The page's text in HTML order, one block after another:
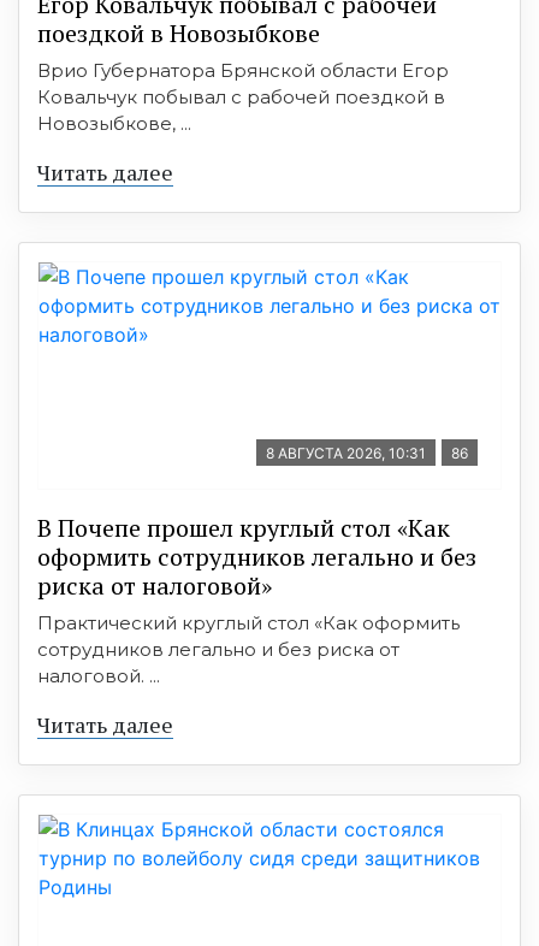
поездкой в Новозыбкове
Врио Губернатора Брянской области Егор
Ковальчук побывал с рабочей поездкой в
Новозыбкове, ...
Читать далее
8 АВГУСТА 2026, 10:31 86
В Почепе прошел круглый стол «Как
оформить сотрудников легально и без
риска от налоговой»
Практический круглый стол «Как оформить
сотрудников легально и без риска от
налоговой. ...
Читать далее